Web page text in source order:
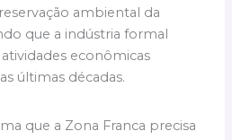
ambiental da
que a indústria formal
econômicas
últimas décadas.
que a Zona Franca precisa